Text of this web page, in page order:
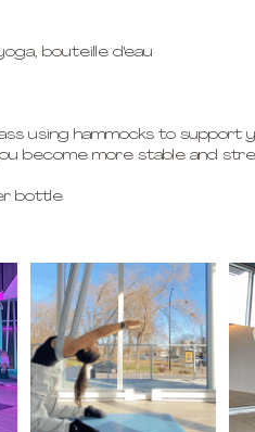
bouteille d'eau
using hammocks to support
become more stable and
bottle